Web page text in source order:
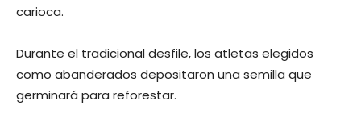
carioca.
Durante el tradicional desfile, los atletas elegidos
como abanderados depositaron una semilla que
germinará para reforestar.